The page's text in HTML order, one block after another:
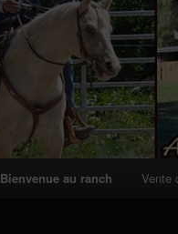
Bienvenue au ranch Vente